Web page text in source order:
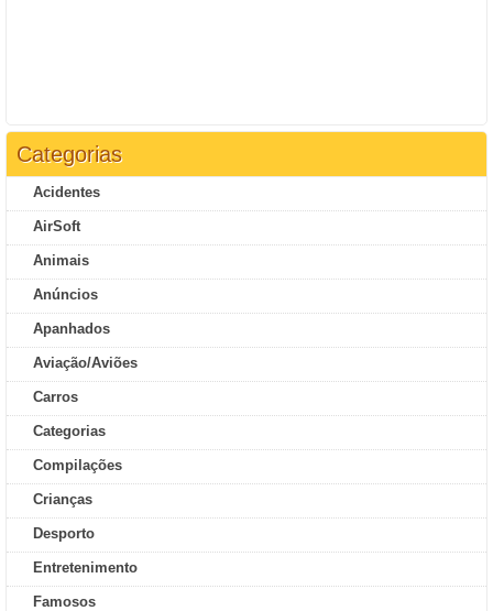
Categorias
Acidentes
AirSoft
Animais
Anúncios
Apanhados
Aviação/Aviões
Carros
Categorias
Compilações
Crianças
Desporto
Entretenimento
Famosos